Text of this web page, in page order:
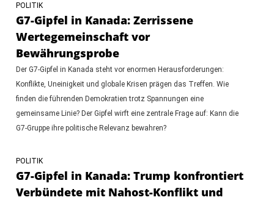
POLITIK
G7-Gipfel in Kanada: Zerrissene
Wertegemeinschaft vor
Bewährungsprobe
Der G7-Gipfel in Kanada steht vor enormen Herausforderungen:
Konflikte, Uneinigkeit und globale Krisen prägen das Treffen. Wie
finden die führenden Demokratien trotz Spannungen eine
gemeinsame Linie? Der Gipfel wirft eine zentrale Frage auf: Kann die
G7-Gruppe ihre politische Relevanz bewahren?
POLITIK
G7-Gipfel in Kanada: Trump konfrontiert
Verbündete mit Nahost-Konflikt und